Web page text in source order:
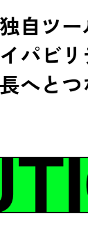
自ツ
パビ
へとつ